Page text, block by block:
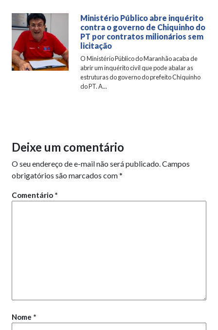
Ministério Público abre inquérito
contra o governo de Chiquinho do
PT por contratos milionários sem
licitação
O Ministério Público do Maranhão acaba de
abrir um inquérito civil que pode abalar as
estruturas do governo do prefeito Chiquinho
do PT. A...
Deixe um comentário
O seu endereço de e-mail não será publicado.Campos
obrigatórios são marcados com*
Comentário *
Nome *